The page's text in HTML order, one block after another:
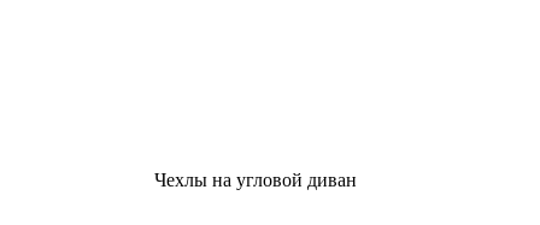
Чехлы на угловой диван